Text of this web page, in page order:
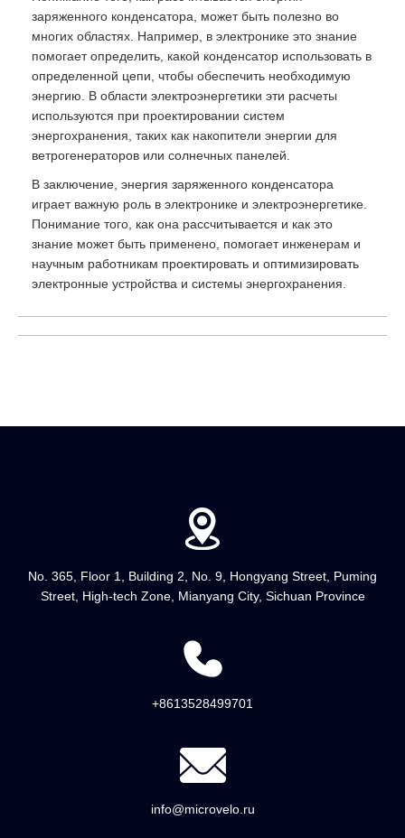
заряженного конденсатора, может быть полезно во
многих областях. Например, в электронике это знание
помогает определить, какой конденсатор использовать в
определенной цепи, чтобы обеспечить необходимую
энергию. В области электроэнергетики эти расчеты
используются при проектировании систем
энергохранения, таких как накопители энергии для
ветрогенераторов или солнечных панелей.
В заключение, энергия заряженного конденсатора
играет важную роль в электронике и электроэнергетике.
Понимание того, как она рассчитывается и как это
знание может быть применено, помогает инженерам и
научным работникам проектировать и оптимизировать
электронные устройства и системы энергохранения.
No. 365, Floor 1, Building 2, No. 9, Hongyang Street, Puming
Street, High-tech Zone, Mianyang City, Sichuan Province
+8613528499701
info@microvelo.ru